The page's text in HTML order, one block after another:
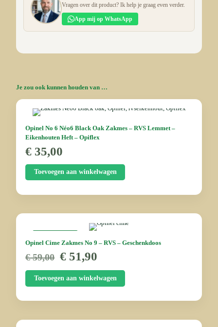
Vragen over dit product? Ik help je graag even verder.
App mij op WhatsApp
Je zou ook kunnen houden van …
Opinel No 6 Néo6 Black Oak Zakmes – RVS Lemmet –
Eikenhouten Heft – Opiflex
€ 35,00
Toevoegen aan winkelwagen
Opinel Cime Zakmes No 9 – RVS – Geschenk­doos
€59,00 Oorspronkelijke
prijs
was:
€ 59,00.
€ 51,90
is:
€ 51,90.
Toevoegen aan winkelwagen